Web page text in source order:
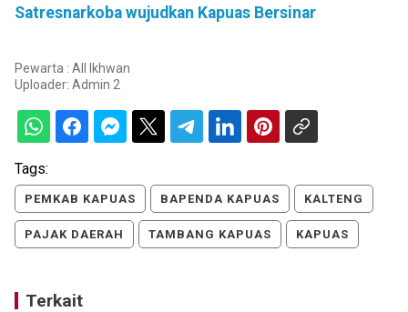
Satresnarkoba wujudkan Kapuas Bersinar
Pewarta : All Ikhwan
Uploader: Admin 2
Tags:
PEMKAB KAPUAS BAPENDA KAPUAS KALTENG
PAJAK DAERAH TAMBANG KAPUAS KAPUAS
Terkait